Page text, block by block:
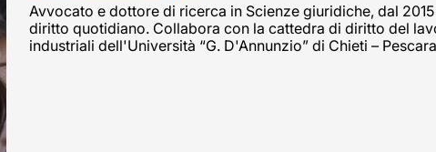
Avvocato e dottore di ricerca in Scienze giuridiche, dal
diritto quotidiano. Collabora con la cattedra di diritto del
industriali dell'Università “G. D'Annunzio” di Chieti –